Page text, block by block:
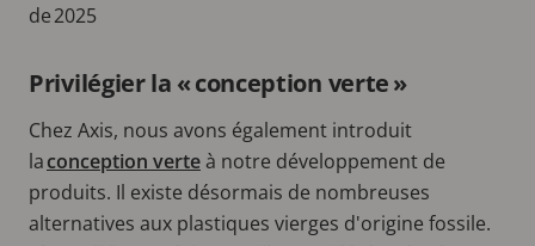
de 2025
Privilégier la « conception verte »
Chez Axis, nous avons également introduit
laconception verteà notre développement de
produits. Il existe désormais de nombreuses
alternatives aux plastiques vierges d'origine fossile.